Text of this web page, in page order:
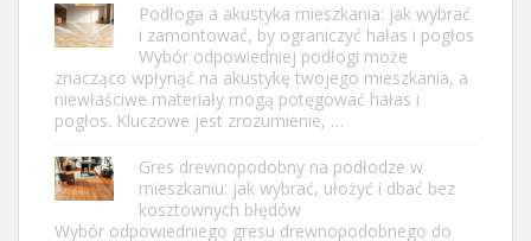
Podłoga a akustyka mieszkania: jak wybrać
i zamontować, by ograniczyć hałas i pogłos
Wybór odpowiedniej podłogi może
znacząco wpłynąć na akustykę twojego mieszkania, a
niewłaściwe materiały mogą potęgować hałas i
pogłos. Kluczowe jest zrozumienie, …
Gres drewnopodobny na podłodze w
mieszkaniu: jak wybrać, ułożyć i dbać bez
kosztownych błędów
Wybór odpowiedniego gresu drewnopodobnego do